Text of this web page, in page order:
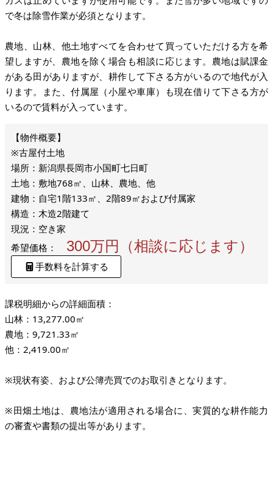
で冬は除雪作業が必須となります。
農地、山林、他土地すべてを合わせて買っていただける方を希
望しますが、農地を除く場合も相談に応じます。農地は賦課金
がある田がありますが、耕作して下さる方がいるので地代が入
ります。また、付属屋（小屋や車庫）も現在借りて下さる方が
いるので賃料が入っています。
※古屋付土地
場所：新潟県長岡市小国町七日町
土地：敷地768㎡、山林、農地、他
建物：自宅1階133㎡、2階89㎡および付属家
構造：木造2階建て
現況：空き家
希望価格：
300万円（相談に応じます）
手数料を計算する
課税明細からの詳細面積：
山林：13,277.00㎡
農地：9,721.33㎡
他：2,419.00㎡
※現状有姿、および公簿売買でのお取引きとなります。
※田畑土地は、農地法が適用される場合に、実質的な耕作能力
の審査や書類の提出等があります。